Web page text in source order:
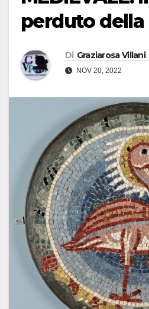
perduto
Di Graziarosa Villani
NOV 20, 2022